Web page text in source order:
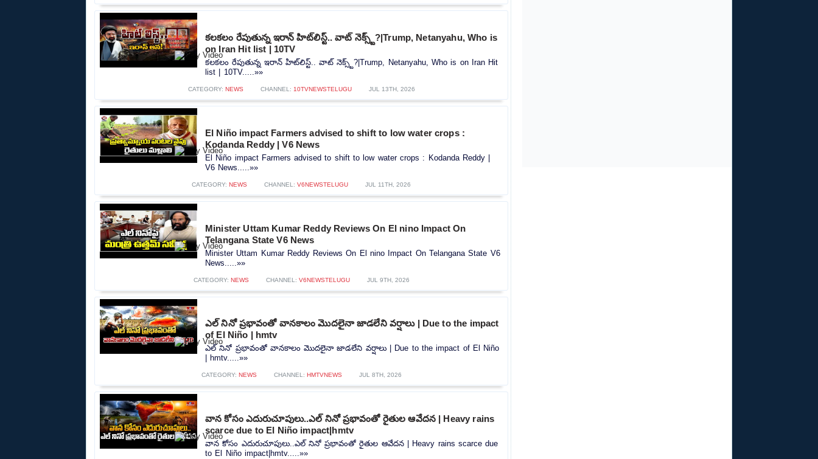
కలకలం రేపుతున్న ఇరాన్ హిట్‌లిస్ట్‌.. వాట్ నెక్స్ట్?|Trump, Netanyahu, Who is
on Iran Hit list | 10TV
కలకలం రేపుతున్న ఇరాన్ హిట్‌లిస్ట్‌.. వాట్ నెక్స్ట్?|Trump, Netanyahu, Who is on Iran Hit
list | 10TV.....»»
CATEGORY: NEWS CHANNEL: 10TVNEWSTELUGU JUL 13TH, 2026
El Niño impact Farmers advised to shift to low water crops :
Kodanda Reddy | V6 News
El Niño impact Farmers advised to shift to low water crops : Kodanda Reddy |
V6 News.....»»
CATEGORY: NEWS CHANNEL: V6NEWSTELUGU JUL 11TH, 2026
Minister Uttam Kumar Reddy Reviews On El nino Impact On
Telangana State V6 News
Minister Uttam Kumar Reddy Reviews On El nino Impact On Telangana State V6
News.....»»
CATEGORY: NEWS CHANNEL: V6NEWSTELUGU JUL 9TH, 2026
ఎల్ నినో ప్రభావంతో వానకాలం మొదలైనా జాడలేని వర్షాలు | Due to the impact
of El Niño | hmtv
ఎల్ నినో ప్రభావంతో వానకాలం మొదలైనా జాడలేని వర్షాలు | Due to the impact of El Niño
| hmtv.....»»
CATEGORY: NEWS CHANNEL: HMTVNEWS JUL 8TH, 2026
వాన కోసం ఎదురుచూపులు..ఎల్ నినో ప్రభావంతో రైతుల ఆవేదన | Heavy rains
scarce due to El Niño impact|hmtv
వాన కోసం ఎదురుచూపులు..ఎల్ నినో ప్రభావంతో రైతుల ఆవేదన | Heavy rains scarce due
to El Niño impact|hmtv.....»»